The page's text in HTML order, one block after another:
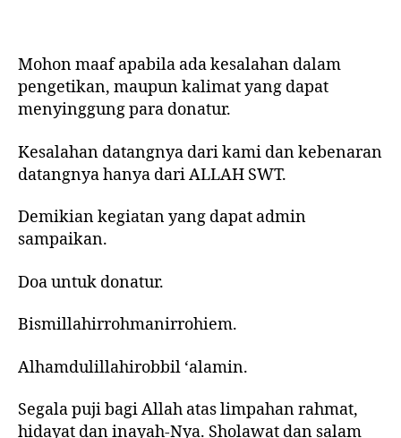
Mohon maaf apabila ada kesalahan dalam
pengetikan, maupun kalimat yang dapat
menyinggung para donatur.
Kesalahan datangnya dari kami dan kebenaran
datangnya hanya dari ALLAH SWT.
Demikian kegiatan yang dapat admin
sampaikan.
Doa untuk donatur.
Bismillahirrohmanirrohiem.
Alhamdulillahirobbil ‘alamin.
Segala puji bagi Allah atas limpahan rahmat,
hidayat dan inayah-Nya. Sholawat dan salam